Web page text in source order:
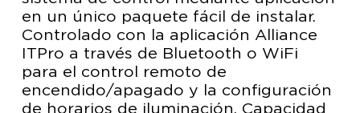
en un único paquete fácil de instalar.
Controlado con la aplicación Alliance
ITPro a través de Bluetooth o WiFi
para el control remoto de
encendido/apagado y la configuración
de horarios de iluminación. Capacidad